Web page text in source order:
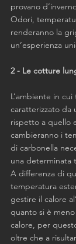
provano
Odori,
renderanno la
un’esperienza
2 - Le cotture
L’ambiente in
caratterizzato da
rispetto a quello
cambieranno i
di carbonella
una determinata
A differenza di
temperatura
gestire il calore
quanto si è
calore, per
oltre che a